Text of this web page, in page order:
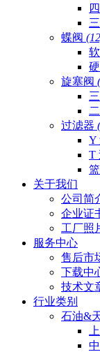
蝶阀
旋塞阀
过滤器
Y
T
关于我们
公司简
企业证
工厂照
服务中心
售后市
下载中
技术文
行业类别
石油&